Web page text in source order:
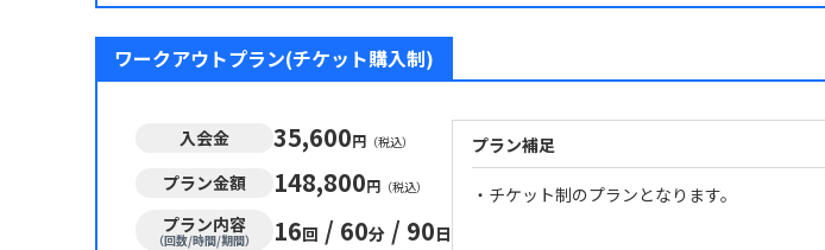
ワークアウトプラン(チケット購入制)
入会金 35,600円 （税込）
プラン金額 148,800円 （税込）
プラン内容
（回数/時間/期間） 16回 / 60分 / 90日
プラン補足
・チケット制のプランとなります。